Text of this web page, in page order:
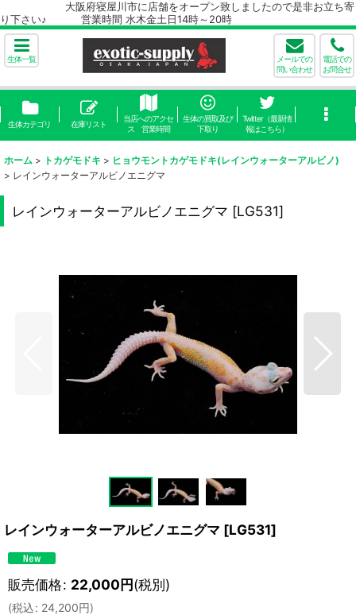
大阪府寝屋川市に店舗をオープン致しましたので是非お立ち寄
り下さい♪ 営業時間 水木金土日14時～20時
生体一覧
メールでの
問い合わせ
電話での
お問合せ
生体カテゴリ 在庫リスト
当店へのアクセ
ス 営業時間
生体の買取及び
下取り
Twitter（最新情
報はこちら）
ホーム > トカゲモドキ > ヒョウモントカゲモドキ(レインウォーターアルビノ)
> レインウォーターアルビノエニグマ
レインウォーターアルビノエニグマ [LG531]
レインウォーターアルビノエニグマ [LG531]
販売価格: 22,000円(税別)
(税込: 24,200円)